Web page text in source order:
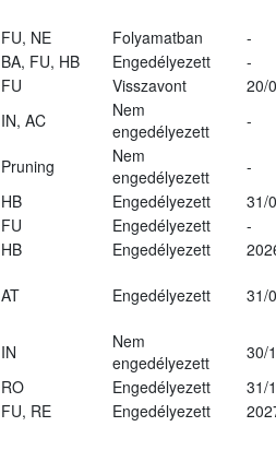
FU, NE Folyamatban
-
BA, FU, HB Engedélyezett
-
FU Visszavont
20/
IN, AC
Nem
engedélyezett
-
Pruning
Nem
engedélyezett
-
HB Engedélyezett
31/
FU Engedélyezett
-
HB Engedélyezett
AT Engedélyezett 31/
IN
Nem
engedélyezett
30/
RO Engedélyezett
31/
FU, RE Engedélyezett